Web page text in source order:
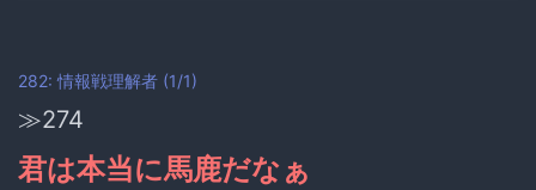
282: 情報戦理解者 (1/1)
≫274
君は本当に馬鹿だなぁ